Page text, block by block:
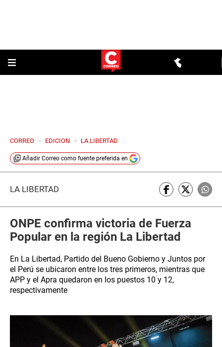
CORREO > EDICION > LA LIBERTAD
Añadir Correo como fuente preferida en
LA LIBERTAD
ONPE confirma victoria de Fuerza
Popular en la región La Libertad
En La Libertad, Partido del Bueno Gobierno y Juntos por
el Perú se ubicaron entre los tres primeros, mientras que
APP y el Apra quedaron en los puestos 10 y 12,
respectivamente